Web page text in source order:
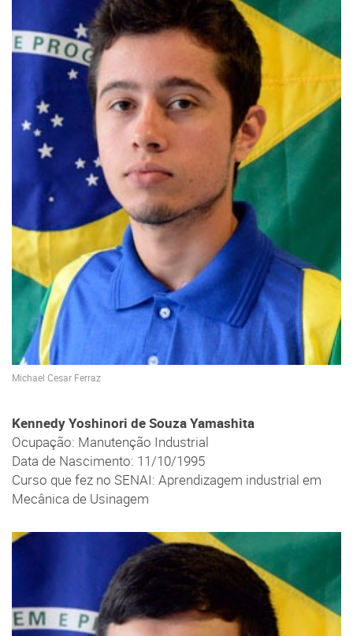
Michael Cesar Ferraz
Kennedy Yoshinori de Souza Yamashita
Ocupação: Manutenção Industrial
Data de Nascimento: 11/10/1995
Curso que fez no SENAI: Aprendizagem industrial em
Mecânica de Usinagem